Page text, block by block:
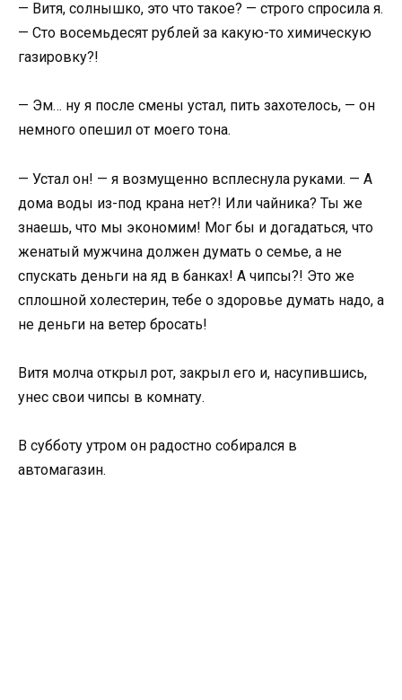
— Витя, солнышко, это что такое? — строго спросила я.
— Сто восемьдесят рублей за какую-то химическую
газировку?!
— Эм… ну я после смены устал, пить захотелось, — он
немного опешил от моего тона.
— Устал он! — я возмущенно всплеснула руками. — А
дома воды из-под крана нет?! Или чайника? Ты же
знаешь, что мы экономим! Мог бы и догадаться, что
женатый мужчина должен думать о семье, а не
спускать деньги на яд в банках! А чипсы?! Это же
сплошной холестерин, тебе о здоровье думать надо, а
не деньги на ветер бросать!
Витя молча открыл рот, закрыл его и, насупившись,
унес свои чипсы в комнату.
В субботу утром он радостно собирался в
автомагазин.